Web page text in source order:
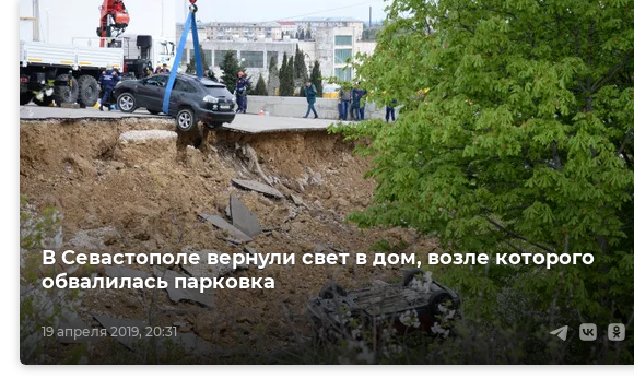
19 апреля 2019, 20:31
В Севастополе вернули свет в дом, возле которого
обвалилась парковка